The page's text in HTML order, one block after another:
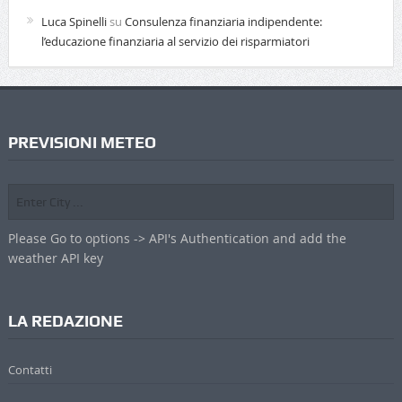
Luca Spinellisu Consulenza finanziaria indipendente:
l’educazione finanziaria al servizio dei risparmiatori
PREVISIONI METEO
Please Go to options -> API's Authentication and add the
weather API key
LA REDAZIONE
Contatti